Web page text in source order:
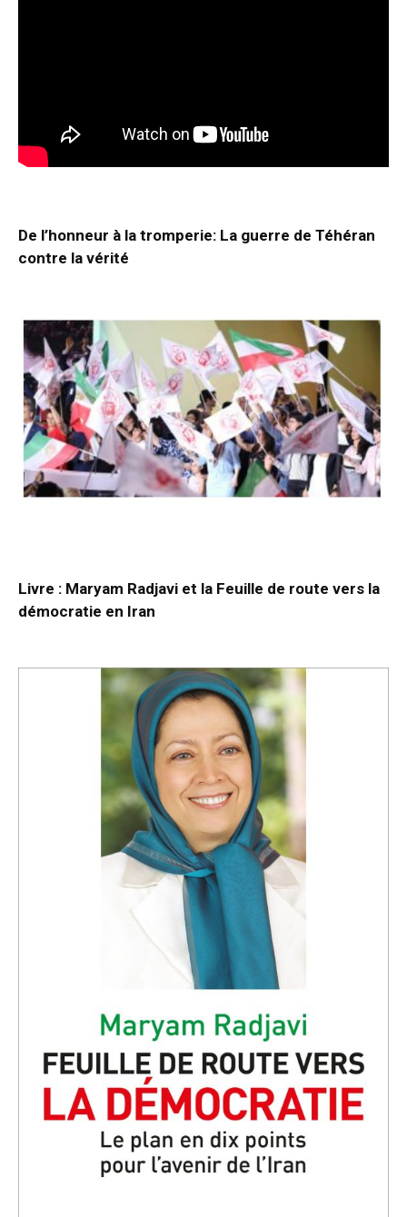
De l’honneur à la tromperie: La guerre de Téhéran
contre la vérité
Livre : Maryam Radjavi et la Feuille de route vers la
démocratie en Iran